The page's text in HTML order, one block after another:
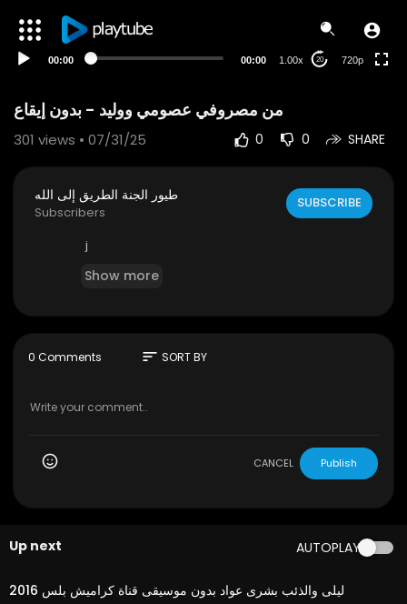
00:00 00:00 1.00x 20 720p
من مصروفي عصومي ووليد - بدون إيقاع
301 views • 07/31/25 0 0 SHARE
طيور الجنة الطريق إلى الله
Subscribers
SUBSCRIBE
j
Show more
0 Comments sort SORT BY
CANCEL Publish
Up next AUTOPLAY
4:03
ليلى والذئب بشرى عواد بدون موسيقى قناة كراميش بلس 2016